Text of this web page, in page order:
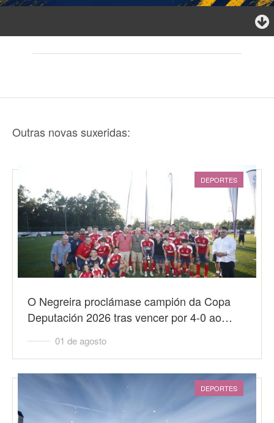
Outras novas suxeridas:
DEPORTES
O Negreira proclámase campión da Copa
Deputación 2026 tras vencer por 4-0 ao…
01 de agosto
DEPORTES